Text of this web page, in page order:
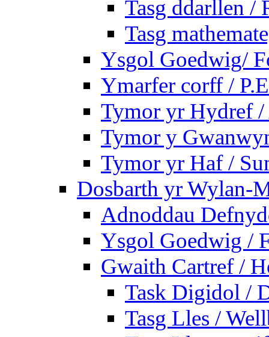
Tasg ddarllen /
Tasg
Ysgol Goedwig/
Ymarfer corff /
Tymor yr Hydref
Tymor y
Tymor yr Haf /
Dosbarth yr Wylan-
Adnoddau
Ysgol Goedwig /
Gwaith Cartref /
Task Digidol /
Tasg Lles /